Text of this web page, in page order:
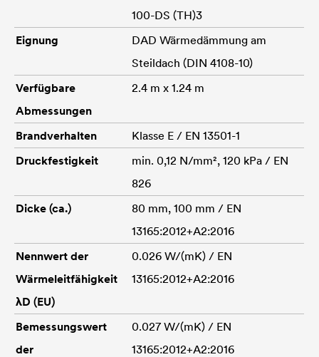
100-DS (TH)3
Eignung
DAD Wärmedämmung am
Steildach (DIN 4108-10)
Verfügbare
Abmessungen
2.4 m x 1.24 m
Brandverhalten
Klasse E / EN 13501-1
Druckfestigkeit
min. 0,12 N/mm², 120 kPa / EN
826
Dicke (ca.)
80 mm, 100 mm / EN
13165:2012+A2:2016
Nennwert der
Wärmeleitfähigkeit
λD (EU)
0.026 W/(mK) / EN
13165:2012+A2:2016
Bemessungswert
der
0.027 W/(mK) / EN
13165:2012+A2:2016